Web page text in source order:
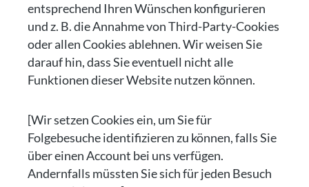
entsprechend Ihren Wünschen konfigurieren
und z. B. die Annahme von Third-Party-Cookies
oder allen Cookies ablehnen. Wir weisen Sie
darauf hin, dass Sie eventuell nicht alle
Funktionen dieser Website nutzen können.
[Wir setzen Cookies ein, um Sie für
Folgebesuche identifizieren zu können, falls Sie
über einen Account bei uns verfügen.
Andernfalls müssten Sie sich für jeden Besuch